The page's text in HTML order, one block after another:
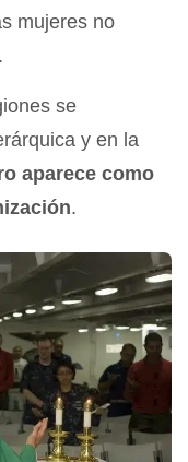
mujeres no
se
y en la
aparece como
.